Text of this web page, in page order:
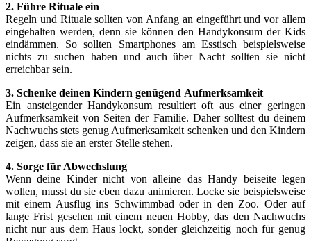
2. Führe Rituale ein
Regeln und Rituale sollten von Anfang an eingeführt und vor allem
eingehalten werden, denn sie können den Handykonsum der Kids
eindämmen. So sollten Smartphones am Esstisch beispielsweise
nichts zu suchen haben und auch über Nacht sollten sie nicht
erreichbar sein.
3. Schenke deinen Kindern genügend Aufmerksamkeit
Ein ansteigender Handykonsum resultiert oft aus einer geringen
Aufmerksamkeit von Seiten der Familie. Daher solltest du deinem
Nachwuchs stets genug Aufmerksamkeit schenken und den Kindern
zeigen, dass sie an erster Stelle stehen.
4. Sorge für Abwechslung
Wenn deine Kinder nicht von alleine das Handy beiseite legen
wollen, musst du sie eben dazu animieren. Locke sie beispielsweise
mit einem Ausflug ins Schwimmbad oder in den Zoo. Oder auf
lange Frist gesehen mit einem neuen Hobby, das den Nachwuchs
nicht nur aus dem Haus lockt, sonder gleichzeitig noch für genug